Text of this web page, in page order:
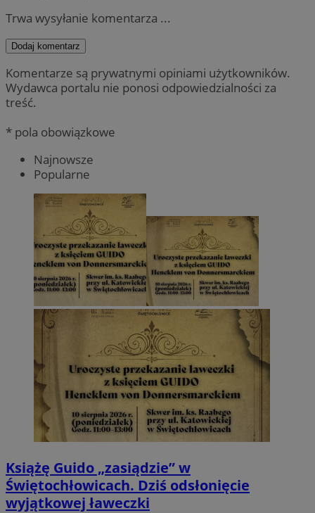
Trwa wysyłanie komentarza ...
Dodaj komentarz
Komentarze są prywatnymi opiniami użytkowników.
Wydawca portalu nie ponosi odpowiedzialności za
treść.
* pola obowiązkowe
Najnowsze
Popularne
Książę Guido „zasiądzie” w
Świętochłowicach. Dziś odsłonięcie
wyjątkowej ławeczki